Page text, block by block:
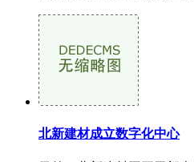
北新建材成立数字化中心